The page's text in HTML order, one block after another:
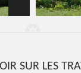
SUR LES